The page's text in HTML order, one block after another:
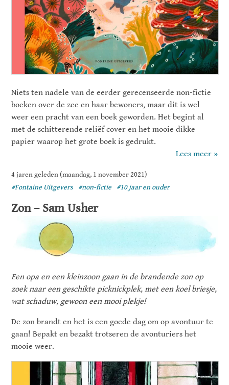
Niets ten nadele van de eerder gerecenseerde non-fictie
boeken over de zee en haar bewoners, maar dit is wel
weer een pracht van een boek geworden. Het begint al
met de schitterende reliëf cover en het mooie dikke
papier waarop het grote boek is gedrukt.
Lees meer »
4 jaren geleden (maandag, 1 november 2021)
#Fontaine Uitgevers
#non-fictie #10 jaar en ouder
Zon – Sam Usher
Een opa en een kleinzoon gaan in de brandende zon op
zoek naar een geschikte picknickplek, met een koel briesje,
wat schaduw, gewoon een mooi plekje!
De zon brandt en het is een goede dag om op avontuur te
gaan! Bepakt en bezakt trotseren de avonturiers het
mooie weer.